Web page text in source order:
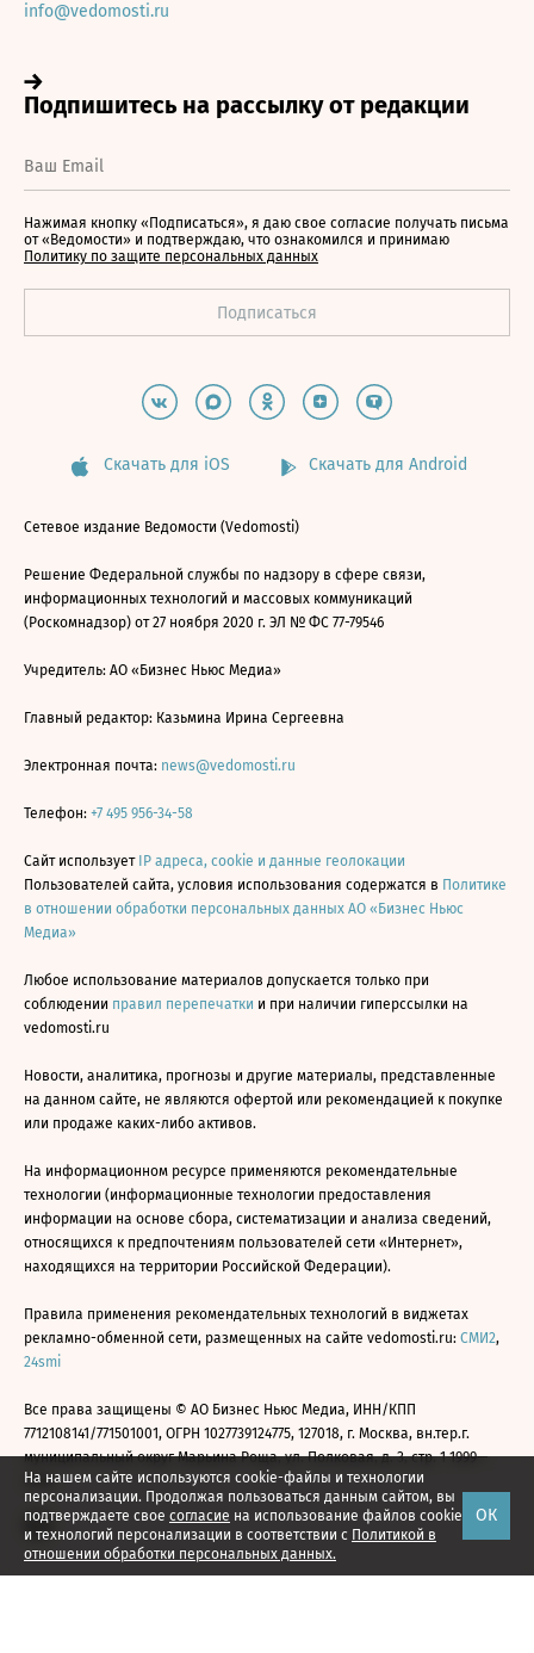
На нашем сайте используются cookie-файлы и технологии
персонализации. Продолжая пользоваться данным сайтом, вы
подтверждаете свое согласие на использование файлов cookie
и технологий персонализации в соответствии с Политикой в
отношении обработки персональных данных.
ОК
info@vedomosti.ru
Нажимая кнопку «Подписаться», я даю свое согласие получать письма
от «Ведомости» и подтверждаю, что ознакомился и принимаю
Политику по защите персональных данных
Скачать для iOS Скачать для Android
Сетевое издание Ведомости (Vedomosti)
Решение Федеральной службы по надзору в сфере связи,
информационных технологий и массовых коммуникаций
(Роскомнадзор) от 27 ноября 2020 г. ЭЛ № ФС 77-79546
Учредитель: АО «Бизнес Ньюс Медиа»
Главный редактор: Казьмина Ирина Сергеевна
Электронная почта: news@vedomosti.ru
Телефон: +7 495 956-34-58
Сайт использует IP адреса, cookie и данные геолокации
Пользователей сайта, условия использования содержатся в Политике
в отношении обработки персональных данных АО «Бизнес Ньюс
Медиа»
Любое использование материалов допускается только при
соблюдении правил перепечатки и при наличии гиперссылки на
vedomosti.ru
Новости, аналитика, прогнозы и другие материалы, представленные
на данном сайте, не являются офертой или рекомендацией к покупке
или продаже каких-либо активов.
На информационном ресурсе применяются рекомендательные
технологии (информационные технологии предоставления
информации на основе сбора, систематизации и анализа сведений,
относящихся к предпочтениям пользователей сети «Интернет»,
находящихся на территории Российской Федерации).
Правила применения рекомендательных технологий в виджетах
рекламно-обменной сети, размещенных на сайте vedomosti.ru: СМИ2,
24smi
Все права защищены © АО Бизнес Ньюс Медиа, ИНН/КПП
7712108141/771501001, ОГРН 1027739124775, 127018, г. Москва, вн.тер.г.
муниципальный округ Марьина Роща, ул. Полковая, д. 3, стр. 1 1999—
2026